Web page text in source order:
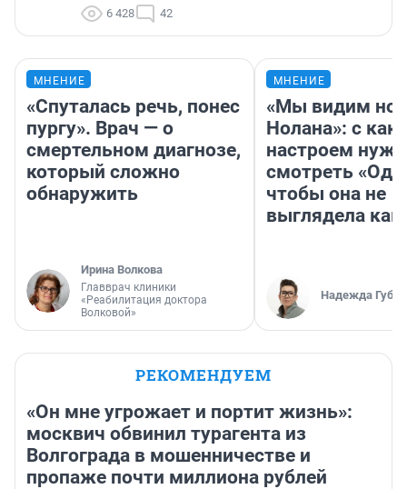
6 428 42
МНЕНИЕ
«Спуталась речь, понес
пургу». Врач — о
смертельном диагнозе,
который сложно
обнаружить
Ирина Волкова
Главврач клиники
«Реабилитация доктора
Волковой»
МНЕНИЕ
«Мы видим
Нолана»: с
настроем
смотреть
чтобы она не
выглядела как
Надежда
РЕКОМЕНДУЕМ
«Он мне угрожает и портит жизнь»:
москвич обвинил турагента из
Волгограда в мошенничестве и
пропаже почти миллиона рублей